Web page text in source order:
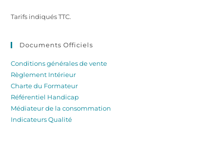
Tarifs indiqués TTC.
Documents Officiels
Conditions générales de vente
Règlement Intérieur
Charte du Formateur
Référentiel Handicap
Médiateur de la consommation
Indicateurs Qualité